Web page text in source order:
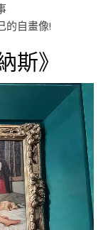
的自畫像!
斯》